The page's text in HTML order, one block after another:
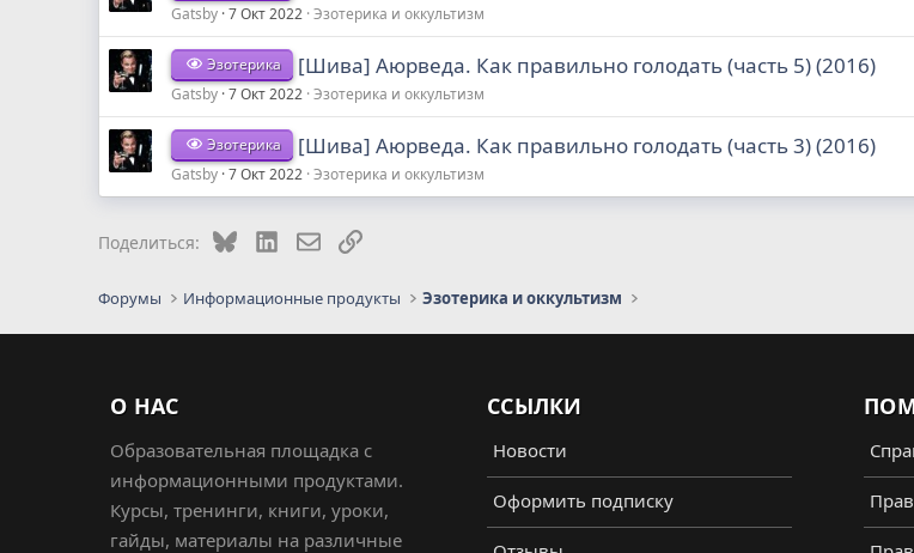
Gatsby 7 Окт 2022 Эзотерика и оккультизм
Эзотерика [Шива] Аюрведа. Как правильно голодать (часть 5) (2016)
Gatsby 7 Окт 2022 Эзотерика и оккультизм
Эзотерика [Шива] Аюрведа. Как правильно голодать (часть 3) (2016)
Gatsby 7 Окт 2022 Эзотерика и оккультизм
Поделиться: BlueskyLinkedInЭлектронная почта
Ссылка
Форумы Информационные продукты Эзотерика и оккультизм
О НАС
Образовательная площадка с
информационными продуктами.
Курсы, тренинги, книги, уроки,
гайды, материалы на различные
ССЫЛКИ
Новости
Оформить подписку